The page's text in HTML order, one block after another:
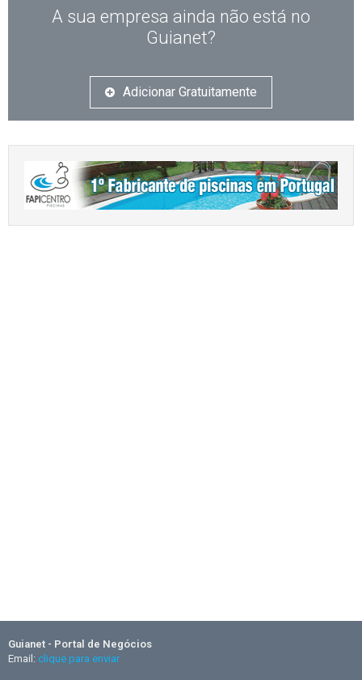
A sua empresa ainda não está no
Guianet?
Adicionar Gratuitamente
Guianet - Portal de Negócios
Email: clique para enviar